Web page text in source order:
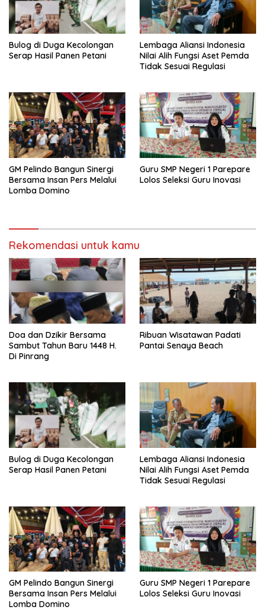
Bulog di Duga Kecolongan
Serap Hasil Panen Petani
Lembaga Aliansi Indonesia
Nilai Alih Fungsi Aset Pemda
Tidak Sesuai Regulasi
GM Pelindo Bangun Sinergi
Bersama Insan Pers Melalui
Lomba Domino
Guru SMP Negeri 1 Parepare
Lolos Seleksi Guru Inovasi
Rekomendasi untuk kamu
Doa dan Dzikir Bersama
Sambut Tahun Baru 1448 H.
Di Pinrang
Ribuan Wisatawan Padati
Pantai Senaya Beach
Bulog di Duga Kecolongan
Serap Hasil Panen Petani
Lembaga Aliansi Indonesia
Nilai Alih Fungsi Aset Pemda
Tidak Sesuai Regulasi
GM Pelindo Bangun Sinergi
Bersama Insan Pers Melalui
Lomba Domino
Guru SMP Negeri 1 Parepare
Lolos Seleksi Guru Inovasi